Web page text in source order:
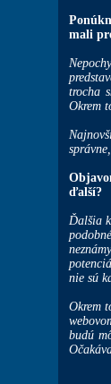
mali
trocha
Okrem
ďalší?
Ďalšia
nie sú
Okrem
budú